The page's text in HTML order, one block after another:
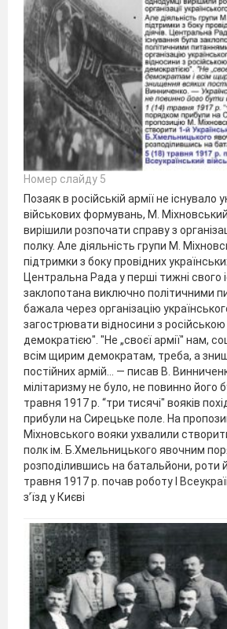
Номер слайду 5
Позаяк в російській армії не існувало
військових формувань, М.
вирішили розпочати справу з
полку. Але діяльність групи М.
підтримки з боку провідних
Центральна Рада у перші тижні свого
заклопотана виключно політичними
бажала через організацію
загострювати відносини з
демократією". "Не „своєї армії" нам,
всім щирим демократам, треба, а
постійних армій... — писав В.
мілітаризму не було, не повинно його
травня 1917 р. “три тисячі" вояків
прибули на Сирецьке поле. На
Міхновського вояки ухвалили
полк ім. Б.Хмельницького явочним
розподілившись на батальйони, роти
травня 1917 р. почав роботу І
з’їзд у Києві